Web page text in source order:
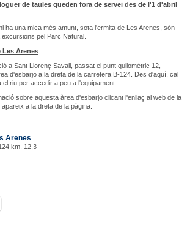
de taules queden fora de servei des de l'1 d'abril
ha una mica més amunt, sota l'ermita de Les Arenes, són
pel Parc Natural.
Les Arenes
a Sant Llorenç Savall, passat el punt quilomètric 12,
d'esbarjo a la dreta de la carretera B-124. Des d'aquí, cal
riu per accedir a peu a l'equipament.
sobre aquesta àrea d'esbarjo clicant l'enllaç al web de la
a la dreta de la pàgina.
Arenes
km. 12,3